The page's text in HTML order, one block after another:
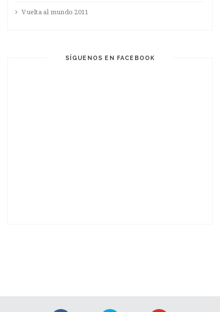
Vuelta al mundo 2011
SÍGUENOS EN FACEBOOK